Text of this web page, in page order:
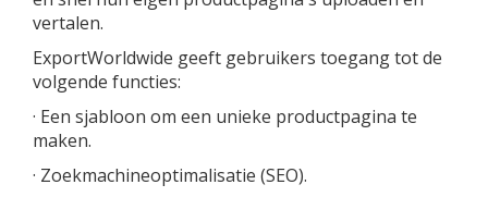
vertalen.
ExportWorldwide geeft gebruikers toegang tot de
volgende functies:
· Een sjabloon om een ​​unieke productpagina te
maken.
· Zoekmachineoptimalisatie (SEO).